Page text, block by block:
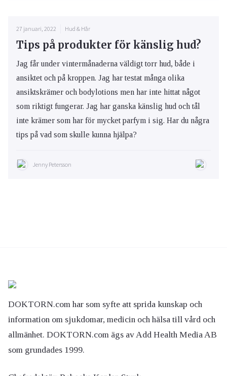
27 januari, 2022 Hud & Hår
Tips på produkter för känslig hud?
Jag får under vintermånaderna väldigt torr hud, både i
ansiktet och på kroppen. Jag har testat många olika
ansiktskrämer och bodylotions men har inte hittat något
som riktigt fungerar. Jag har ganska känslig hud och tål
inte krämer som har för mycket parfym i sig. Har du några
tips på vad som skulle kunna hjälpa?
Jenny Petersson
DOKTORN.com har som syfte att sprida kunskap och
information om sjukdomar, medicin och hälsa till vård och
allmänhet. DOKTORN.com ägs av Add Health Media AB
som grundades 1999.